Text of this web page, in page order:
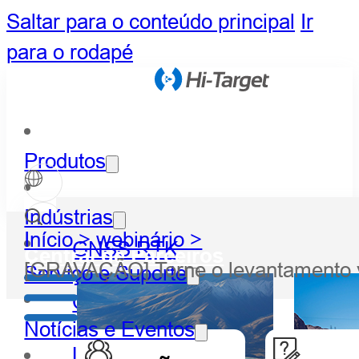
Saltar para o conteúdo principal Ir
para o rodapé
Produtos
GNSS RTK
Óptico
Indústrias
Serviço e Suporte
Notícias e Eventos
Central de Parceiros
Início >webinário >
[GRAVAÇÃO] Torne o